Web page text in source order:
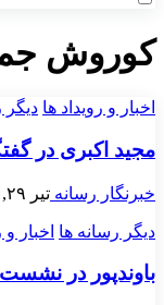
کوروش
اخبار و رویداد ها دیگر
مجید اکبری در
خبرنگار رسانه تیر ۲۹, ۱۴۰۵
دیگر رسانه ها اخبار و
باوندپور در نشست خبری